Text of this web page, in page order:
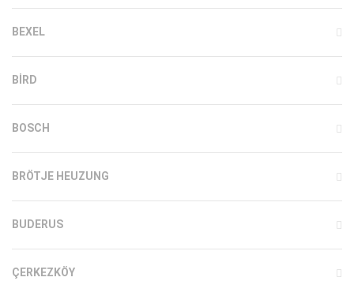
BEXEL
BIRD
BOSCH
BRÖTJE HEUZUNG
BUDERUS
ÇERKEZKÖY